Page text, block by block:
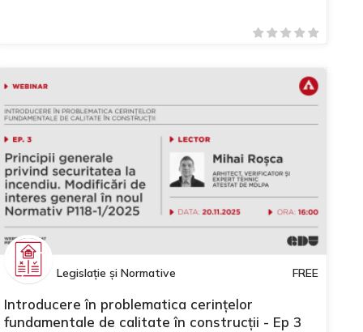
Legislație și Normative FREE
Introducere în problematica cerințelor
fundamentale de calitate în construcții - Ep 3